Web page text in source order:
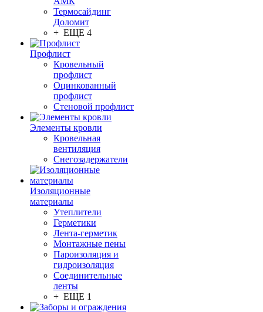
Термосайдинг
Доломит
+ ЕЩЕ 4
Профлист
Кровельный
профлист
Оцинкованный
профлист
Стеновой профлист
Элементы кровли
Кровельная
вентиляция
Снегозадержатели
Изоляционные
материалы
Утеплители
Герметики
Лента-герметик
Монтажные пены
Пароизоляция и
гидроизоляция
Соединительные
ленты
+ ЕЩЕ 1